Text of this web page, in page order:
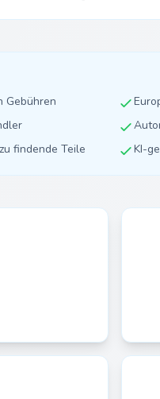
Gebühren
findende Teile
KI-